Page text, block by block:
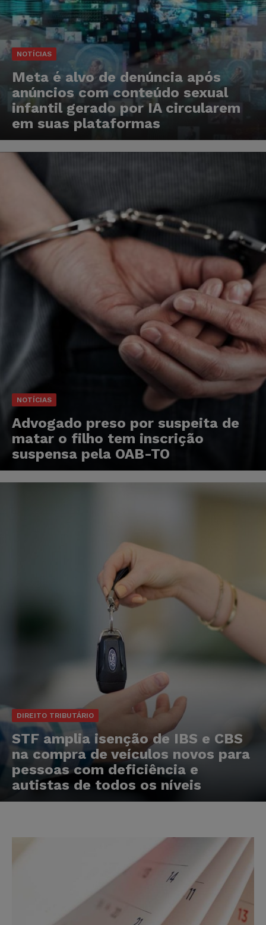
NOTÍCIAS
Meta é alvo de denúncia após
anúncios com conteúdo sexual
infantil gerado por IA circularem
em suas plataformas
NOTÍCIAS
Advogado preso por suspeita de
matar o filho tem inscrição
suspensa pela OAB-TO
DIREITO TRIBUTÁRIO
STF amplia isenção de IBS e CBS
na compra de veículos novos para
pessoas com deficiência e
autistas de todos os níveis